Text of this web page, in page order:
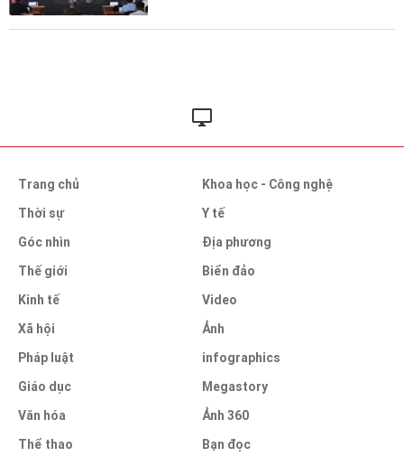
Trang chủ
Thời sự
Góc nhìn
Thế giới
Kinh tế
Xã hội
Pháp luật
Giáo dục
Văn hóa
Thể thao
Khoa học - Công nghệ
Y tế
Địa phương
Biển đảo
Video
Ảnh
infographics
Megastory
Ảnh 360
Bạn đọc